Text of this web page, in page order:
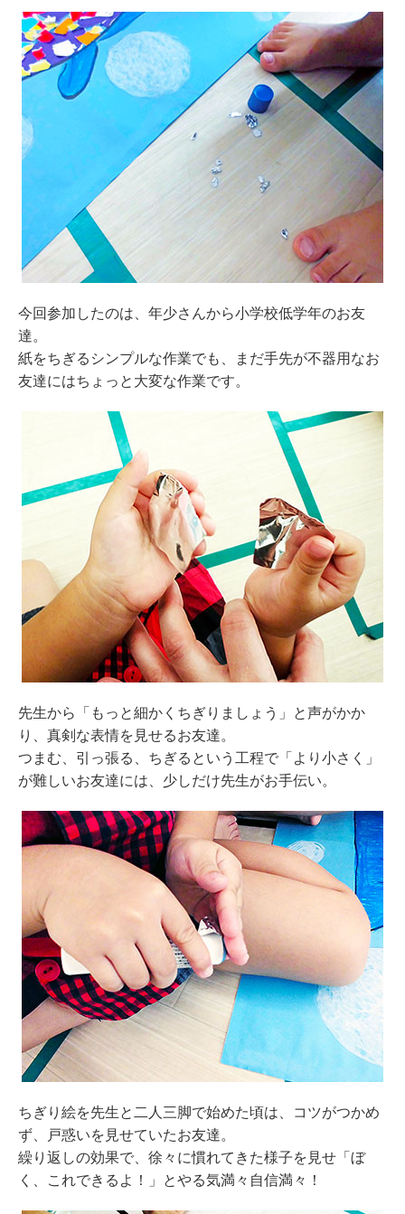
今回参加したのは、年少さんから小学校低学年のお友
達。
紙をちぎるシンプルな作業でも、まだ手先が不器用なお
友達にはちょっと大変な作業です。
先生から「もっと細かくちぎりましょう」と声がかか
り、真剣な表情を見せるお友達。
つまむ、引っ張る、ちぎるという工程で「より小さく」
が難しいお友達には、少しだけ先生がお手伝い。
ちぎり絵を先生と二人三脚で始めた頃は、コツがつかめ
ず、戸惑いを見せていたお友達。
繰り返しの効果で、徐々に慣れてきた様子を見せ「ぼ
く、これできるよ！」とやる気満々自信満々！